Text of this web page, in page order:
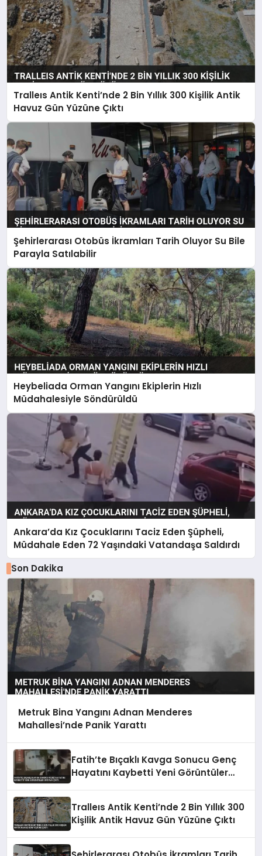
Tralleıs Antik Kenti’nde 2 Bin Yıllık 300 Kişilik Antik
Havuz Gün Yüzüne Çıktı
Şehirlerarası Otobüs İkramları Tarih Oluyor Su Bile
Parayla Satılabilir
Heybeliada Orman Yangını Ekiplerin Hızlı
Müdahalesiyle Söndürüldü
Ankara’da Kız Çocuklarını Taciz Eden Şüpheli,
Müdahale Eden 72 Yaşındaki Vatandaşa Saldırdı
Son Dakika
Metruk Bina Yangını Adnan Menderes
Mahallesi’nde Panik Yarattı
Fatih’te Bıçaklı Kavga Sonucu Genç
Hayatını Kaybetti Yeni Görüntüler
Tralleıs Antik Kenti’nde 2 Bin Yıllık 300
Kişilik Antik Havuz Gün Yüzüne Çıktı